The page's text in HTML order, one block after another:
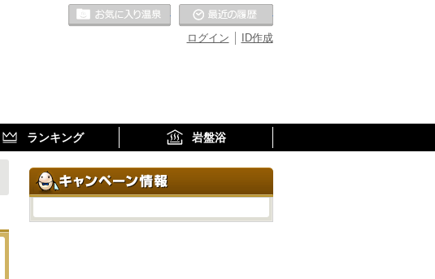
ID作成
ログイン
お気に入りの温泉
ランキング 岩盤浴